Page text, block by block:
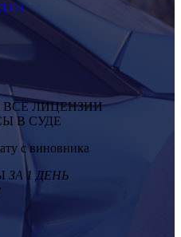
ЛИЦЕНЗИИ
В СУДЕ
с виновника
ЗА 1 ДЕНЬ